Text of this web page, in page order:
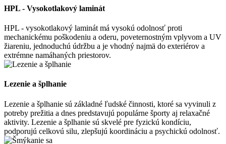
HPL - Vysokotlakový laminát
HPL - vysokotlakový laminát má vysokú odolnosť proti
mechanickému poškodeniu a oderu, poveternostným vplyvom a UV
žiareniu, jednoduchú údržbu a je vhodný najmä do exteriérov a
extrémne namáhaných priestorov.
Lezenie a šplhanie
Lezenie a šplhanie sú základné ľudské činnosti, ktoré sa vyvinuli z
potreby prežitia a dnes predstavujú populárne športy aj relaxačné
aktivity. Lezenie a šplhanie sú skvelé pre fyzickú kondíciu,
podporujú celkovú silu, zlepšujú koordináciu a psychickú odolnosť.